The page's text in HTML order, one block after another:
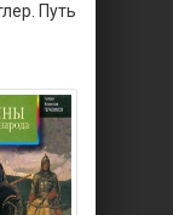
Путь